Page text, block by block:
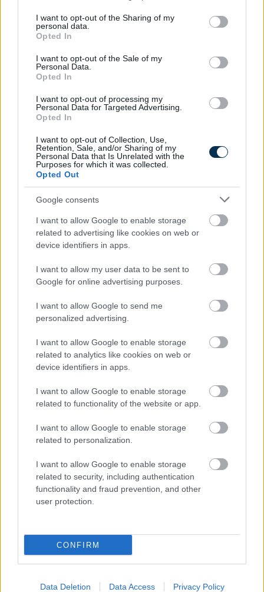
not limited to your visit or usage behaviour. You may click to
grant or deny consent to Google and its third-party tags to
use your data for below specified purposes in below Google
consent section.
I want to opt-out of the Sharing of my
personal data.
Opted In
I want to opt-out of the Sale of my
Personal Data.
Opted In
I want to opt-out of processing my
Personal Data for Targeted Advertising.
Opted In
I want to opt-out of Collection, Use,
Retention, Sale, and/or Sharing of my
Personal Data that Is Unrelated with the
Purposes for which it was collected.
Opted Out
Google consents
I want to allow Google to enable storage
related to advertising like cookies on web or
device identifiers in apps.
I want to allow my user data to be sent to
Google for online advertising purposes.
I want to allow Google to send me
personalized advertising.
I want to allow Google to enable storage
related to analytics like cookies on web or
device identifiers in apps.
I want to allow Google to enable storage
related to functionality of the website or app.
I want to allow Google to enable storage
related to personalization.
I want to allow Google to enable storage
related to security, including authentication
functionality and fraud prevention, and other
user protection.
CONFIRM
Data Deletion Data Access Privacy Policy
Hol kellene élned, hogy boldog légy?
Mennyit tudsz Húsvét ünnepéről?
KISZÁMOLOM!
KISZÁMOLOM!